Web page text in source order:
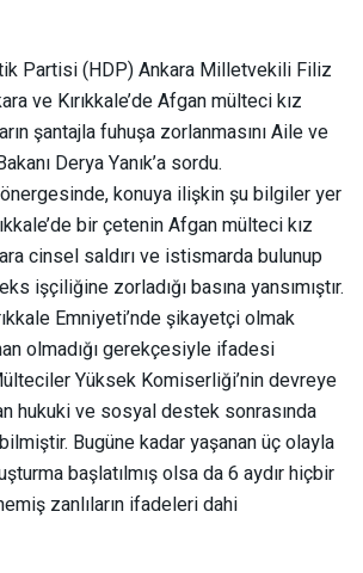
Partisi (HDP) Ankara Milletvekili Filiz
ve Kırıkkale’de Afgan mülteci kız
şantajla fuhuşa zorlanmasını Aile ve
Derya Yanık’a sordu.
konuya ilişkin şu bilgiler yer
bir çetenin Afgan mülteci kız
cinsel saldırı ve istismarda bulunup
işçiliğine zorladığı basına yansımıştır.
Emniyeti’nde şikayetçi olmak
olmadığı gerekçesiyle ifadesi
Yüksek Komiserliği’nin devreye
hukuki ve sosyal destek sonrasında
Bugüne kadar yaşanan üç olayla
başlatılmış olsa da 6 aydır hiçbir
zanlıların ifadeleri dahi